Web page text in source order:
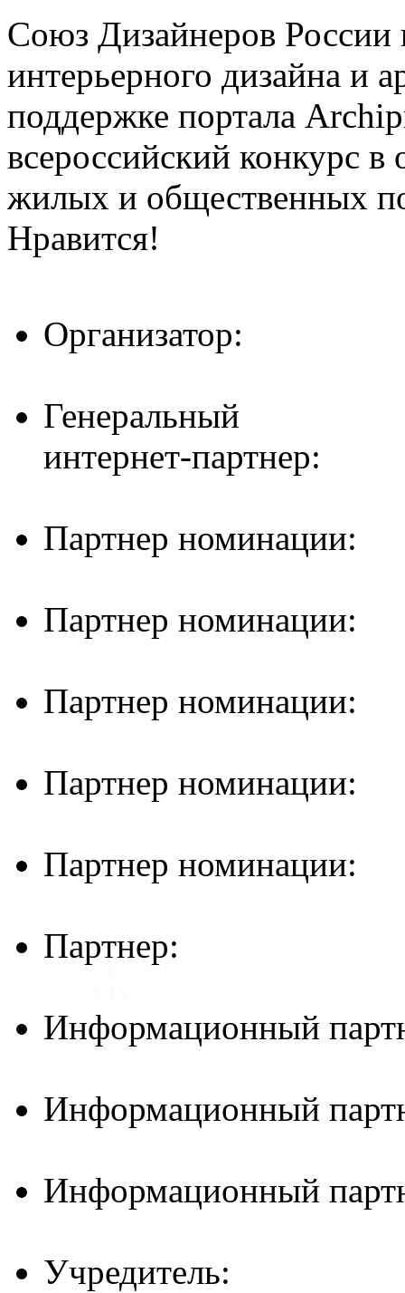
Союз Дизайнеров России
интерьерного дизайна и
поддержке портала
всероссийский конкурс в
жилых и общественных
Нравится!
Организатор:
Генеральный
интернет-партнер:
Партнер номинации:
Партнер номинации:
Партнер номинации:
Партнер номинации:
Партнер номинации:
Партнер:
Информационный
Информационный
Информационный
Учредитель: